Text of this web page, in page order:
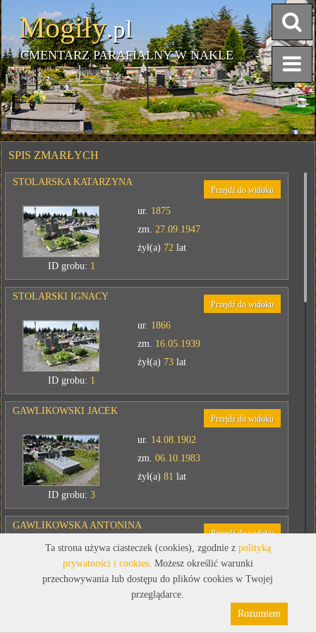
Mogiły.pl
CMENTARZ PARAFIALNY W NAKLE
SPIS ZMARŁYCH
STOLARSKA KATARZYNA
Przejdź do widoku
ur. 1875
zm.27.09.1947
żył(a) 72 lat
ID grobu: 1
STOLARSKI IGNACY
Przejdź do widoku
ur. 1866
zm. 16.05.1939
żył(a) 73 lat
ID grobu: 1
GAWLIKOWSKI JACEK
Przejdź do widoku
ur. 14.08.1902
zm.06.10.1983
żył(a)81 lat
ID grobu:3
GAWLIKOWSKA ANTONINA
Przejdź do widoku
ur.13.02.1909
06.02.1985
żył(a)75lat
Polityka prywatności
Ta strona używa ciasteczek (cookies), zgodnie z polityką
prywatności i cookies. Możesz określić warunki
przechowywania lub dostępu do plików cookies w Twojej
przeglądarce.
Rozumiem